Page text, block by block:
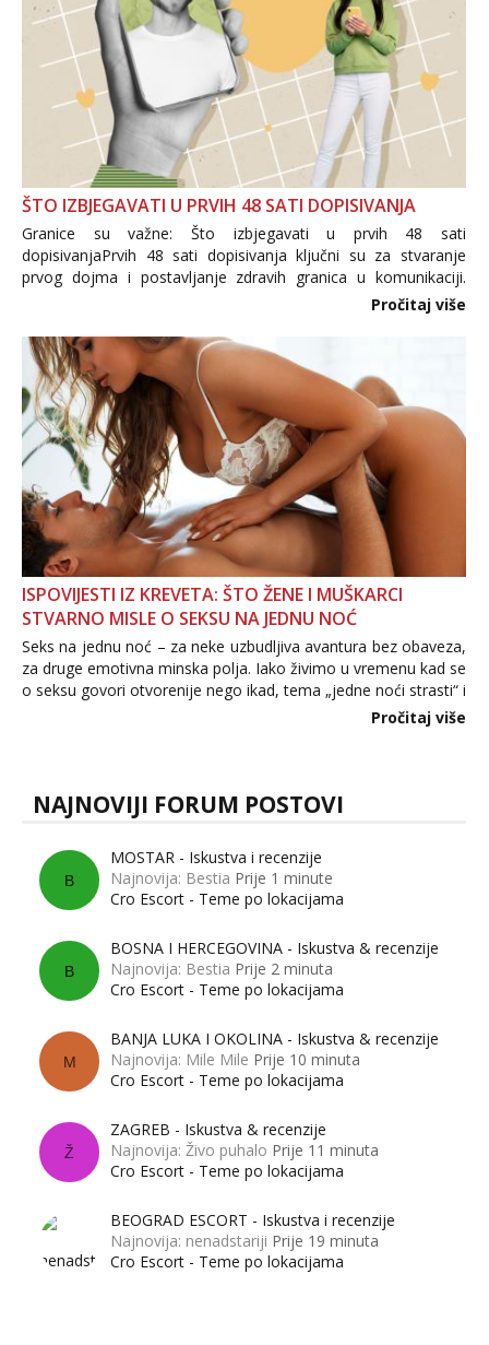
ŠTO IZBJEGAVATI U PRVIH 48 SATI DOPISIVANJA
Granice su važne: Što izbjegavati u prvih 48 sati
dopisivanjaPrvih 48 sati dopisivanja ključni su za stvaranje
prvog dojma i postavljanje zdravih granica u komunikaciji.
Važno je izbjeći prebrzo otkrivanje osobnih ili intimnih
informacija, jer nepoznata osoba još nije zaslužila to
povjerenje. Takođe...
Pročitaj više
ISPOVIJESTI IZ KREVETA: ŠTO ŽENE I MUŠKARCI
STVARNO MISLE O SEKSU NA JEDNU NOĆ
Seks na jednu noć – za neke uzbudljiva avantura bez obaveza,
za druge emotivna minska polja. Iako živimo u vremenu kad se
o seksu govori otvorenije nego ikad, tema „jedne noći strasti“ i
dalje izaziva burne rasprave. Što zapravo misle žene, a što
Pročitaj više
NAJNOVIJI FORUM POSTOVI
B
MOSTAR - Iskustva i recenzije
Najnovija: Bestia Prije 1 minute
Cro Escort - Teme po lokacijama
B
BOSNA I HERCEGOVINA - Iskustva & recenzije
Najnovija: Bestia Prije 2 minuta
Cro Escort - Teme po lokacijama
M
BANJA LUKA I OKOLINA - Iskustva & recenzije
Najnovija: Mile Mile Prije 10 minuta
Cro Escort - Teme po lokacijama
Ž
ZAGREB - Iskustva & recenzije
Najnovija: Živo puhalo Prije 11 minuta
Cro Escort - Teme po lokacijama
BEOGRAD ESCORT - Iskustva i recenzije
Najnovija: nenadstariji Prije 19 minuta
Cro Escort - Teme po lokacijama